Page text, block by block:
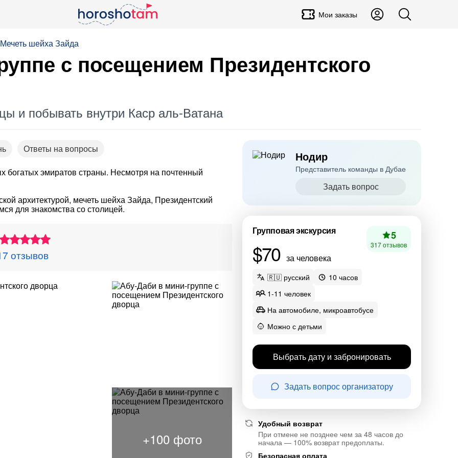
Мои заказы
Мечеть шейха Зайда
с посещением Президентского
и побывать внутри Каср аль-Ватана
Ответы на вопросы
богатых эмиратов страны. Несмотря на почтенный
архитектурой, мечеть шейха Зайда, Президентский
для знакомства со столицей.
отзывов
Нодир
Представитель команды в Дубае
Задать вопрос
Групповая экскурсия
$70 за человека
5
317 отзывов
🇷🇺 русский
10 часов
1-11 человек
На автомобиле, микроавтобусе
Можно с детьми
Выбрать дату и забронировать
Задать вопрос организатору
Удобный возврат
При отмене не позднее чем за 48 часов до
начала — 100% возврат предоплаты.
Безопасная оплата